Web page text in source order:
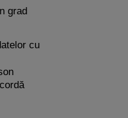
grad
cu